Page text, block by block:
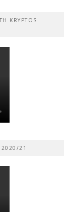
KRYPTOS
2020/21